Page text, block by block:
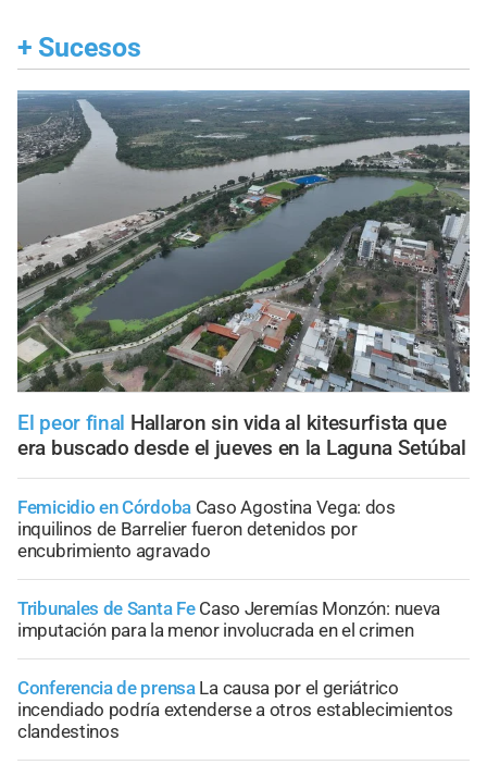
+ Sucesos
El peor final Hallaron sin vida al kitesurfista que
era buscado desde el jueves en la Laguna Setúbal
Femicidio en Córdoba Caso Agostina Vega: dos
inquilinos de Barrelier fueron detenidos por
encubrimiento agravado
Tribunales de Santa Fe Caso Jeremías Monzón: nueva
imputación para la menor involucrada en el crimen
Conferencia de prensa La causa por el geriátrico
incendiado podría extenderse a otros establecimientos
clandestinos